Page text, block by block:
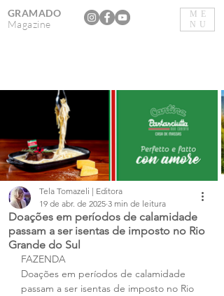
ME
NU
GRAMADO
Magazine
Doações em períodos de calamidade
passam a ser isentas de imposto no Rio
Grande do Sul
Tela Tomazeli | Editora
19 de abr. de 2025 3 min de leitura
FAZENDA
Doações em períodos de calamidade
passam a ser isentas de imposto no Rio